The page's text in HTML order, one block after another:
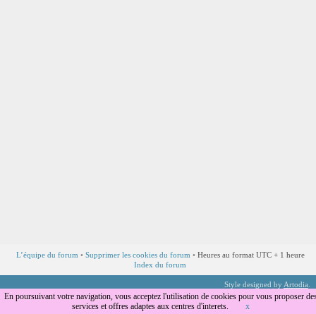
L’équipe du forum • Supprimer les cookies du forum • Heures au format UTC + 1 heure
Index du forum
Traduction par phpBB-fr.com
Style designed by Artodia
En poursuivant votre navigation, vous acceptez l'utilisation de cookies pour vous proposer
services et offres adaptes aux centres d'interets.
x